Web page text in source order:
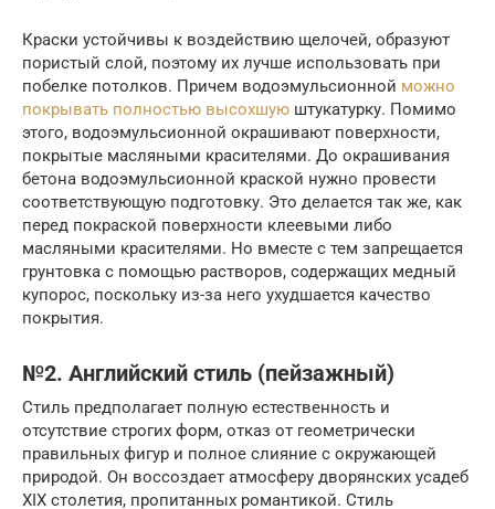
Краски устойчивы к воздействию щелочей, образуют
пористый слой, поэтому их лучше использовать при
побелке потолков. Причем водоэмульсионной можно
покрывать полностью высохшую штукатурку. Помимо
этого, водоэмульсионной окрашивают поверхности,
покрытые масляными красителями. До окрашивания
бетона водоэмульсионной краской нужно провести
соответствующую подготовку. Это делается так же, как
перед покраской поверхности клеевыми либо
масляными красителями. Но вместе с тем запрещается
грунтовка с помощью растворов, содержащих медный
купорос, поскольку из-за него ухудшается качество
покрытия.
№2. Английский стиль (пейзажный)
Стиль предполагает полную естественность и
отсутствие строгих форм, отказ от геометрически
правильных фигур и полное слияние с окружающей
природой. Он воссоздает атмосферу дворянских усадеб
XIX столетия, пропитанных романтикой. Стиль